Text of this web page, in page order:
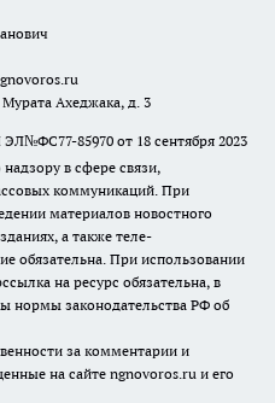
Ахеджака, д. 3
ЭЛ№ФС77-85970 от 18 сентября 2023
в сфере связи,
коммуникаций. При
материалов новостного
а также теле-
обязательна. При использовании
на ресурс обязательна, в
нормы законодательства РФ об
за комментарии и
на сайте ngnovoros.ru и его